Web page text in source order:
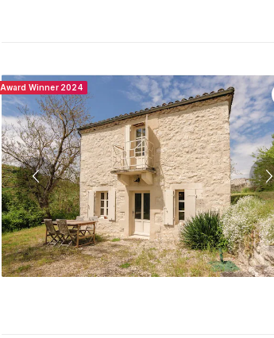
Award Winner 2024